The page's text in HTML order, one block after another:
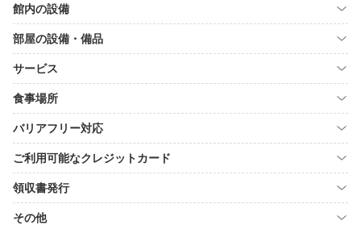
館内の設備
部屋の設備・備品
サービス
食事場所
バリアフリー対応
ご利用可能なクレジットカード
領収書発行
その他